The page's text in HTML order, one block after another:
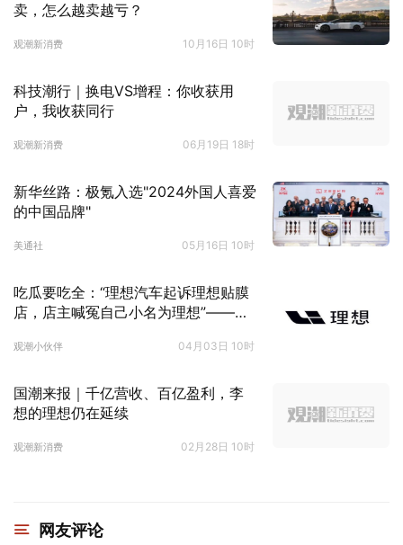
卖，怎么越卖越亏？
观潮新消费 10月16日 10时
科技潮行｜换电VS增程：你收获用
户，我收获同行
观潮新消费 06月19日 18时
新华丝路：极氪入选"2024外国人喜爱
的中国品牌"
美通社 05月16日 10时
吃瓜要吃全：“理想汽车起诉理想贴膜
店，店主喊冤自己小名为理想”——法
观潮小伙伴 04月03日 10时
国潮来报｜千亿营收、百亿盈利，李
想的理想仍在延续
观潮新消费 02月28日 10时
网友评论